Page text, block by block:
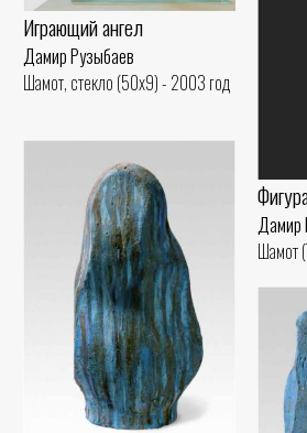
Играющий ангел
Дамир Рузыбаев
Шамот, стекло (50x9) - 2003 год
Дамир
Шамот